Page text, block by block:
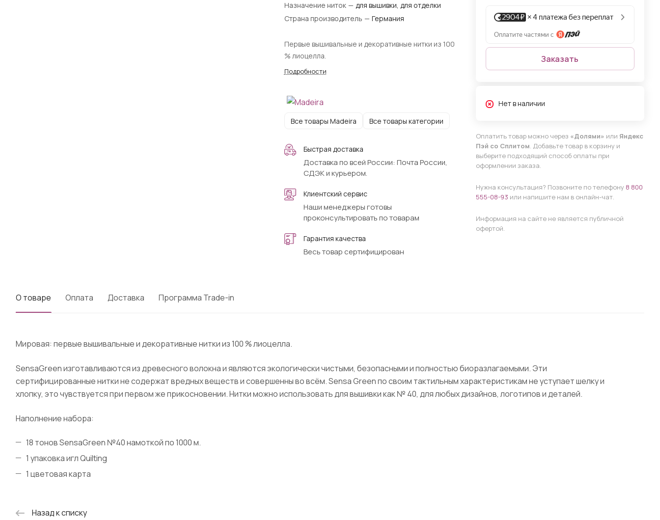
Назначение ниток — для вышивки, для отделки
Страна производитель — Германия
Первые вышивальные и декоративные нитки из 100
% лиоцелла.
Подробности
Все товары Madeira Все товары категории
Быстрая доставка
Доставка по всей России: Почта России,
СДЭК и курьером.
Клиентский сервис
Наши менеджеры готовы
проконсультировать по товарам
Гарантия качества
Весь товар сертифицирован
Заказать
Нет в наличии
Оплатить товар можно через «Долями» или Яндекс
Пэй со Сплитом. Добавьте товар в корзину и
выберите подходящий способ оплаты при
оформлении заказа.
Нужна консультация? Позвоните по телефону 8 800
555-08-93 или напишите нам в онлайн-чат.
Информация на сайте не является публичной
офертой.
О товаре Оплата Доставка Программа Trade-in
Мировая: первые вышивальные и декоративные нитки из 100 % лиоцелла.
SensaGreen изготавливаются из древесного волокна и являются экологически чистыми, безопасными и полностью биоразлагаемыми. Эти
сертифицированные нитки не содержат вредных веществ и совершенны во всём. Sensa Green по своим тактильным характеристикам не уступает шелку и
хлопку, это чувствуется при первом же прикосновении. Нитки можно использовать для вышивки как № 40, для любых дизайнов, логотипов и деталей.
Наполнение набора:
18 тонов SensaGreen №40 намоткой по 1000 м.
1 упаковка игл Quilting
1 цветовая карта
Назад к списку